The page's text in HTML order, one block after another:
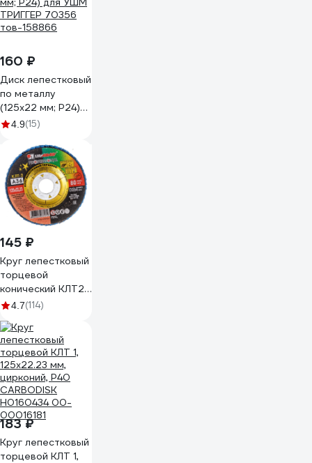
160 ₽
Диск лепестковый
по металлу
(125х22 мм; P24)
для УШМ ТРИГГЕР
4.9(15)
145 ₽
Круг лепестковый
торцевой
конический КЛТ2
(125х22 мм; А 36;
4603347277171
4.7(114)
183 ₽
Круг лепестковый
торцевой КЛТ 1,